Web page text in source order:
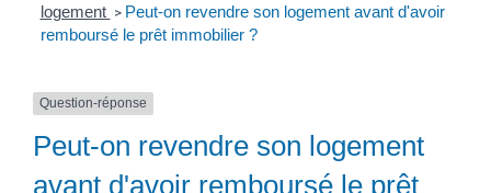
logement > Peut-on revendre son logement avant d'avoir
remboursé le prêt immobilier ?
Question-réponse
Peut-on revendre son logement
avant d'avoir remboursé le prêt